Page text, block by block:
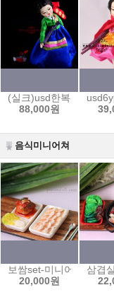
(실크)usd한복-초록색
88,000원
음식미니어쳐
보쌈set-미니어쳐 음식
20,000원
삼겹